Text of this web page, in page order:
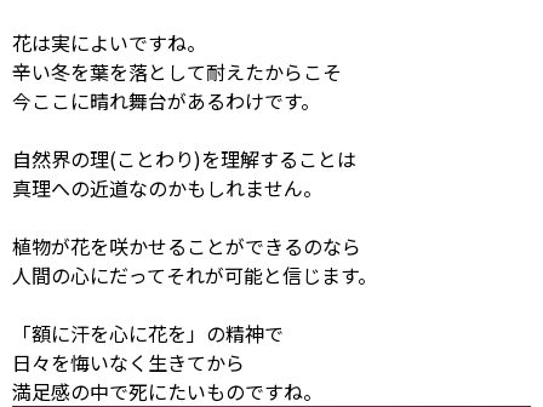
花は実によいですね。
辛い冬を葉を落として耐えたからこそ
今ここに晴れ舞台があるわけです。
自然界の理(ことわり)を理解することは
真理への近道なのかもしれません。
植物が花を咲かせることができるのなら
人間の心にだってそれが可能と信じます。
「額に汗を心に花を」の精神で
日々を悔いなく生きてから
満足感の中で死にたいものですね。